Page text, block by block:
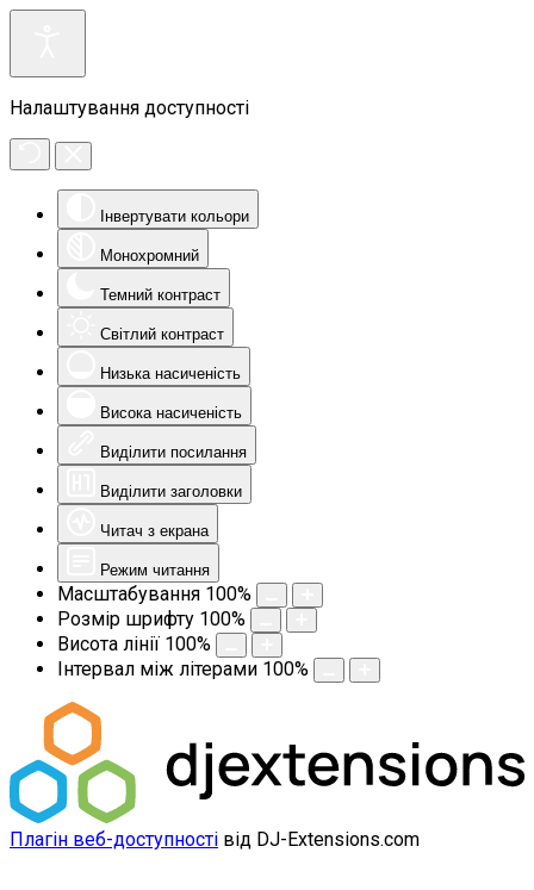
Налаштування доступності
Інвертувати кольори
Монохромний
Темний контраст
Світлий контраст
Низька насиченість
Висока насиченість
Виділити посилання
Виділити заголовки
Читач з екрана
Режим читання
Масштабування 100%
Розмір шрифту 100%
Висота лінії 100%
Інтервал між літерами 100%
Плагін веб-доступності від DJ-Extensions.com